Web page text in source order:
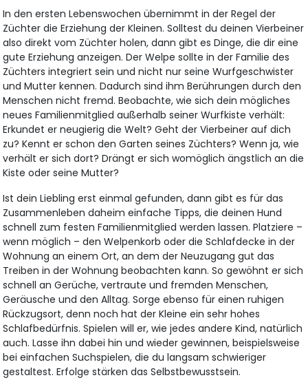
In den ersten Lebenswochen übernimmt in der Regel der
Züchter die Erziehung der Kleinen. Solltest du deinen Vierbeiner
also direkt vom Züchter holen, dann gibt es Dinge, die dir eine
gute Erziehung anzeigen. Der Welpe sollte in der Familie des
Züchters integriert sein und nicht nur seine Wurfgeschwister
und Mutter kennen. Dadurch sind ihm Berührungen durch den
Menschen nicht fremd. Beobachte, wie sich dein mögliches
neues Familienmitglied außerhalb seiner Wurfkiste verhält:
Erkundet er neugierig die Welt? Geht der Vierbeiner auf dich
zu? Kennt er schon den Garten seines Züchters? Wenn ja, wie
verhält er sich dort? Drängt er sich womöglich ängstlich an die
Kiste oder seine Mutter?
Ist dein Liebling erst einmal gefunden, dann gibt es für das
Zusammenleben daheim einfache Tipps, die deinen Hund
schnell zum festen Familienmitglied werden lassen. Platziere –
wenn möglich – den Welpenkorb oder die Schlafdecke in der
Wohnung an einem Ort, an dem der Neuzugang gut das
Treiben in der Wohnung beobachten kann. So gewöhnt er sich
schnell an Gerüche, vertraute und fremden Menschen,
Geräusche und den Alltag. Sorge ebenso für einen ruhigen
Rückzugsort, denn noch hat der Kleine ein sehr hohes
Schlafbedürfnis. Spielen will er, wie jedes andere Kind, natürlich
auch. Lasse ihn dabei hin und wieder gewinnen, beispielsweise
bei einfachen Suchspielen, die du langsam schwieriger
gestaltest. Erfolge stärken das Selbstbewusstsein.